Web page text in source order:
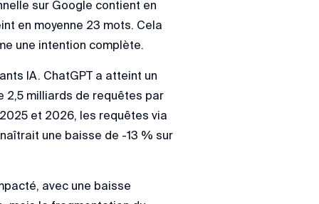
sur Google contient en
en moyenne 23 mots. Cela
une intention complète.
IA. ChatGPT a atteint un
2,5 milliards de requêtes par
et 2026, les requêtes via
une baisse de -13 % sur
avec une baisse